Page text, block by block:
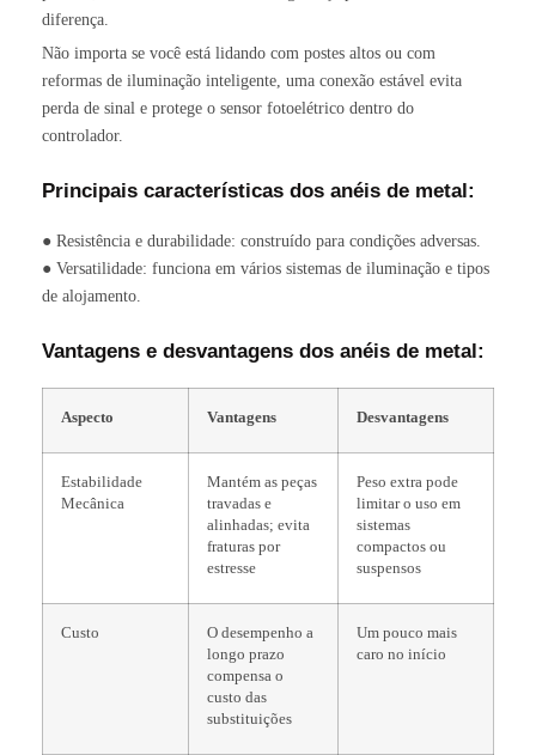
diferença.
Não importa se você está lidando com postes altos ou com
reformas de iluminação inteligente, uma conexão estável evita
perda de sinal e protege o sensor fotoelétrico dentro do
controlador.
Principais características dos anéis de metal:
● Resistência e durabilidade: construído para condições adversas.
● Versatilidade: funciona em vários sistemas de iluminação e tipos
de alojamento.
Vantagens e desvantagens dos anéis de metal:
Aspecto Vantagens Desvantagens
Estabilidade
Mecânica
Mantém as peças
travadas e
alinhadas; evita
fraturas por
estresse
Peso extra pode
limitar o uso em
sistemas
compactos ou
suspensos
Custo
O desempenho a
longo prazo
compensa o
custo das
substituições
Um pouco mais
caro no início